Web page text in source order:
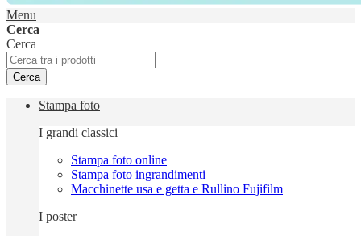
Menu
Cerca
Cerca
Cerca
Stampa foto
I grandi classici
Stampa foto online
Stampa foto ingrandimenti
Macchinette usa e getta e Rullino Fujifilm
I poster